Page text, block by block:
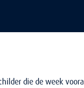
die de week